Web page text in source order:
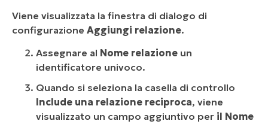
Viene visualizzata la finestra di dialogo di
configurazione Aggiungi relazione.
Assegnare al Nome relazione un
identificatore univoco.
Quando si seleziona la casella di controllo
Include una relazione reciproca, viene
visualizzato un campo aggiuntivo per il Nome